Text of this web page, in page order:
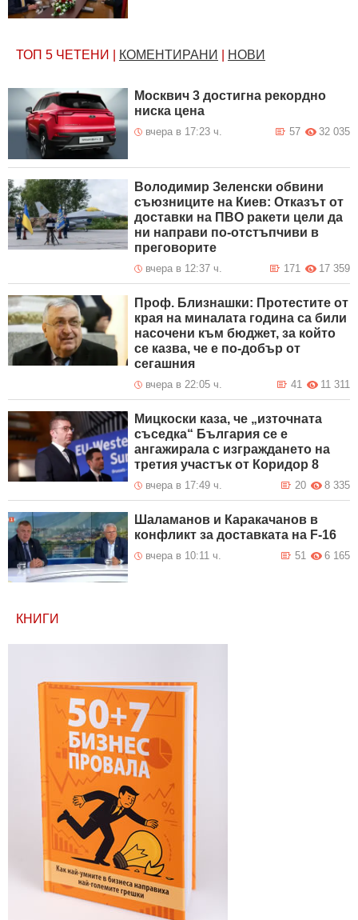
ТОП 5 ЧЕТЕНИ КОМЕНТИРАНИ НОВИ
Москвич 3 достигна рекордно
ниска цена
вчера в 17:23 ч. 32 035
57
Володимир Зеленски обвини
съюзниците на Киев: Отказът от
доставки на ПВО ракети цели да
ни направи по-отстъпчиви в
преговорите
вчера в 12:37 ч. 17 359
171
Проф. Близнашки: Протестите от
края на миналата година са били
насочени към бюджет, за който
се казва, че е по-добър от
сегашния
вчера в 22:05 ч. 11 311
41
Мицкоски каза, че „източната
съседка“ България се е
ангажирала с изграждането на
третия участък от Коридор 8
вчера в 17:49 ч. 8 335
20
Шаламанов и Каракачанов в
конфликт за доставката на F-16
вчера в 10:11 ч. 6 165
51
КНИГИ